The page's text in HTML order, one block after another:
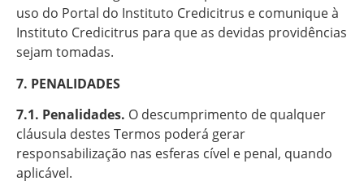
uso do Portal do Instituto Credicitrus e comunique à
Instituto Credicitrus para que as devidas providências
sejam tomadas.
7. PENALIDADES
7.1. Penalidades. O descumprimento de qualquer
cláusula destes Termos poderá gerar
responsabilização nas esferas cível e penal, quando
aplicável.